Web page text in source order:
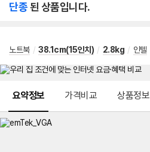
단종된 상품입니다.
노트북 / 38.1cm(15인치) / 2.8kg / 인텔
요약정보 가격비교 상품정보